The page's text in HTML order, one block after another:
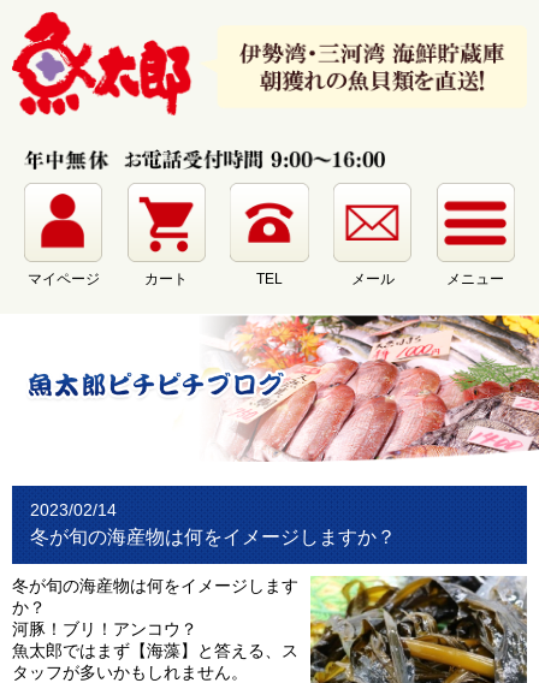
マイページ カート TEL メール メニュー
2023/02/14
冬が旬の海産物は何をイメージしますか？
冬が旬の海産物は何をイメージします
か？
河豚！ブリ！アンコウ？
魚太郎ではまず【海藻】と答える、ス
タッフが多いかもしれません。